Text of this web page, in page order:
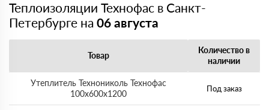
Теплоизоляции Технофас в Санкт-
Петербурге на 06 августа
Товар
Количество в
наличии
Утеплитель Технониколь Технофас
100х600х1200
Под заказ